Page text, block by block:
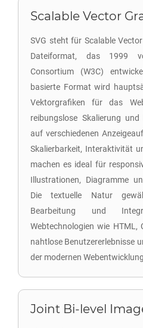
Scalable Vector
SVG steht für Scalable
Dateiformat, das 1999
Consortium (W3C)
basierte Format wird
Vektorgrafiken für das
reibungslose Skalierung
auf verschiedenen
Skalierbarkeit, Interaktivität
machen es ideal für
Illustrationen, Diagramme
Die textuelle Natur
Bearbeitung und
Webtechnologien wie HTML,
nahtlose Benutzererlebnisse
der modernen
Joint Bi-level